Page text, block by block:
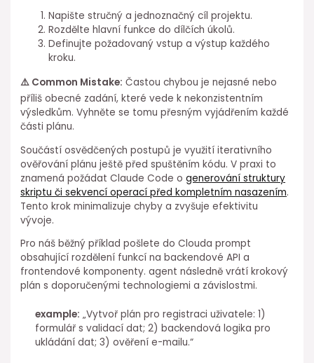
Napište stručný a jednoznačný cíl projektu.
Rozdělte hlavní funkce do dílčích úkolů.
Definujte požadovaný vstup a výstup každého
kroku.
⚠️ Common Mistake: Častou chybou je nejasné nebo
příliš obecné zadání, které vede k⁣ nekonzistentním
výsledkům. Vyhněte se tomu přesným vyjádřením každé
části plánu.
Součástí osvědčených postupů je využití iterativního
ověřování plánu ještě před spuštěním kódu. V ⁢praxi ⁤to
znamená požádat Claude Code o⁤generování struktury
skriptu či sekvencí operací před kompletním nasazením.
Tento krok minimalizuje chyby a⁤ zvyšuje efektivitu
vývoje.
Pro náš běžný příklad pošlete do⁢ Clouda prompt
obsahující rozdělení funkcí na backendové API a
frontendové komponenty. agent následně vrátí krokový
plán s doporučenými technologiemi a závislostmi.
example: „Vytvoř plán pro ⁢registraci uživatele: 1)
formulář s validací dat; 2) backendová logika pro
ukládání dat; 3) ověření e-mailu.“